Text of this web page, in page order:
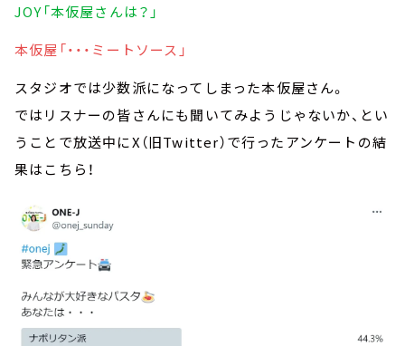
JOY「本仮屋さんは？」
本仮屋「・・・ミートソース」
スタジオでは少数派になってしまった本仮屋さん。
ではリスナーの皆さんにも聞いてみようじゃないか、とい
うことで放送中にX（旧Twitter）で行ったアンケートの結
果はこちら！